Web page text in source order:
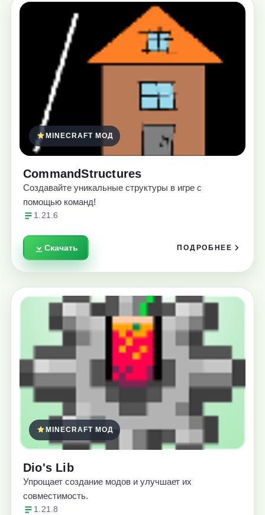
MINECRAFT МОД
CommandStructures
Создавайте уникальные структуры в игре с
помощью команд!
1.21.6
Скачать ПОДРОБНЕЕ
MINECRAFT МОД
Dio's Lib
Упрощает создание модов и улучшает их
совместимость.
1.21.8